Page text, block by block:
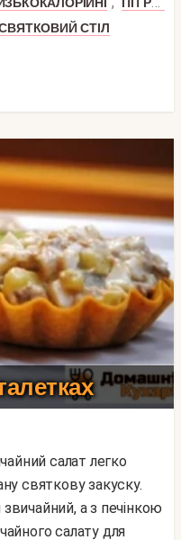
ПП РЕЦЕПТИ
СТІЛ
святкову закуску.
а з печінкою
салату для